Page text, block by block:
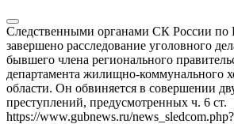
Следственными органами СК России по
завершено расследование уголовного
бывшего члена регионального
департамента жилищно-коммунального
области. Он обвиняется в совершении
преступлений, предусмотренных ч. 6 ст.
https://www.gubnews.ru/